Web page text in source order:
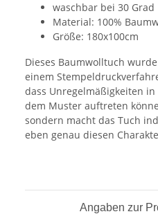
waschbar bei 30 Grad
Material: 100%
Größe: 180x100cm
Dieses Baumwolltuch
einem
dass Unregelmäßigkeiten
dem Muster auftreten
sondern macht das Tuch
eben genau diesen
Angaben zur